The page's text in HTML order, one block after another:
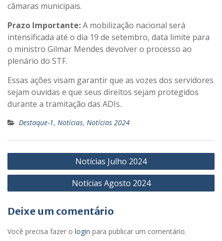
câmaras municipais.
Prazo Importante:A mobilização nacional será
intensificada até o dia 19 de setembro, data limite para
o ministro Gilmar Mendes devolver o processo ao
plenário do STF.
Essas ações visam garantir que as vozes dos servidores
sejam ouvidas e que seus direitos sejam protegidos
durante a tramitação das ADIs.
Destaque-1, Notícias, Notícias 2024
Navegação
de
Notícias Julho 2024
Notícias Agosto 2024
Deixe um comentário
Você precisa fazer o login para publicar um comentário.